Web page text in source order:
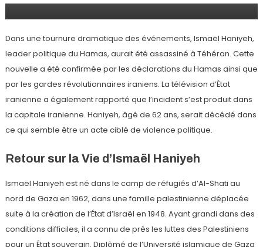
Dans une tournure dramatique des événements, Ismaël Haniyeh,
leader politique du Hamas, aurait été assassiné à Téhéran. Cette
nouvelle a été confirmée par les déclarations du Hamas ainsi que
par les gardes révolutionnaires iraniens. La télévision d’État
iranienne a également rapporté que l’incident s’est produit dans
la capitale iranienne. Haniyeh, âgé de 62 ans, serait décédé dans
ce qui semble être un acte ciblé de violence politique.
Retour sur la Vie d’Ismaël Haniyeh
Ismaël Haniyeh est né dans le camp de réfugiés d’Al-Shati au
nord de Gaza en 1962, dans une famille palestinienne déplacée
suite à la création de l’État d’Israël en 1948. Ayant grandi dans des
conditions difficiles, il a connu de près les luttes des Palestiniens
pour un État souverain. Diplômé de l’Université islamique de Gaza